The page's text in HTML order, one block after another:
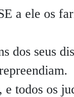
a ele os
dos seus
e todos os